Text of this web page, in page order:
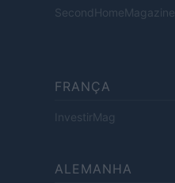
SecondHomeMagazine
FRANÇA
InvestirMag
ALEMANHA